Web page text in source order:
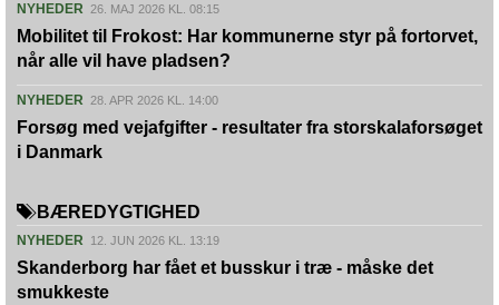
NYHEDER 26. MAJ 2026 KL. 08:15
Mobilitet til Frokost: Har kommunerne styr på fortorvet,
når alle vil have pladsen?
NYHEDER 28. APR 2026 KL. 14:00
Forsøg med vejafgifter - resultater fra storskalaforsøget
i Danmark
BÆREDYGTIGHED
NYHEDER 12. JUN 2026 KL. 13:19
Skanderborg har fået et busskur i træ - måske det
smukkeste